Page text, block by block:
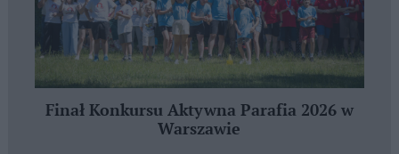
Finał Konkursu Aktywna Parafia 2026 w
Warszawie